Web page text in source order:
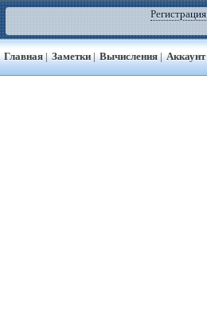
Регистрация
Главная | Заметки | Вычисления | Аккаунт